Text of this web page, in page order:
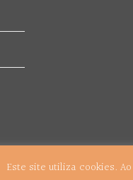
os Direitos Reservados.
Este site utiliza cookies.